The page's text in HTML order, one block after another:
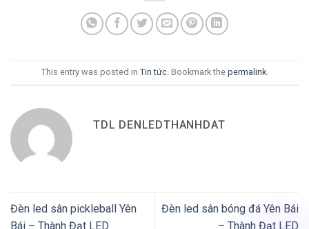
This entry was posted in Tin tức. Bookmark the permalink.
TDL DENLEDTHANHDAT
Đèn led sân pickleball Yên
Bái – Thành Đạt LED
Đèn led sân bóng đá Yên Bái
– Thành Đạt LED